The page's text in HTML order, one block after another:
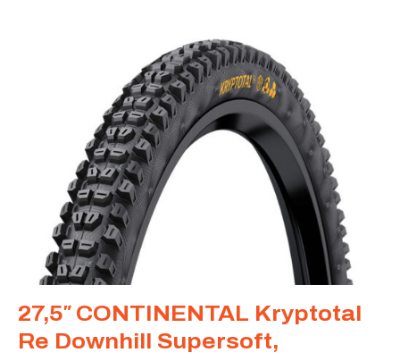
27,5″ CONTINENTAL Kryptotal
Re Downhill Supersoft,